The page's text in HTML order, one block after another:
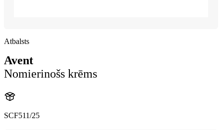
Atbalsts
Avent
Nomierinošs krēms
SCF511/25